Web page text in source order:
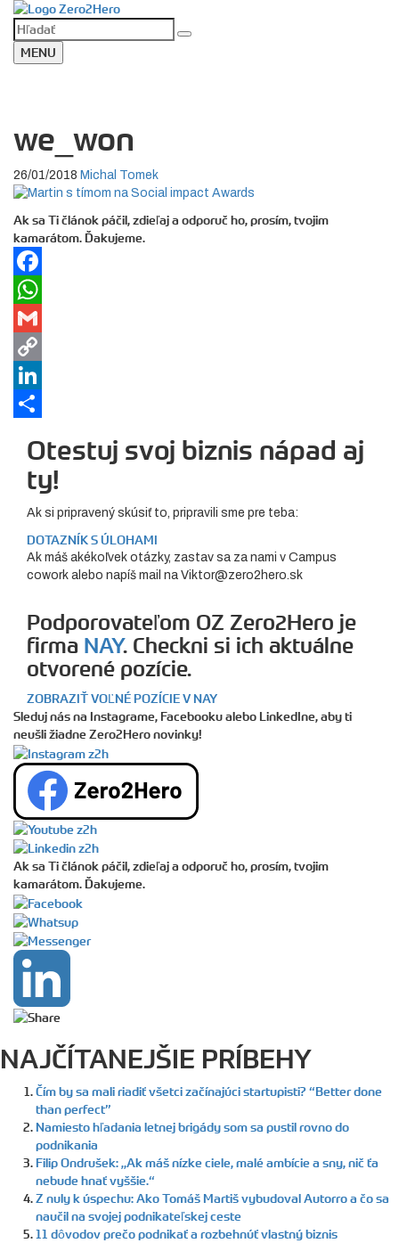
MENU
we_won
26/01/2018 Michal Tomek
Ak sa Ti článok páčil, zdieľaj a odporuč ho, prosím, tvojim
kamarátom. Ďakujeme.
Facebook
WhatsApp
Gmail
Copy
Link
LinkedIn
Otestuj svoj biznis nápad aj
ty!
Ak si pripravený skúsiť to, pripravili sme pre teba:
DOTAZNÍK S ÚLOHAMI
Ak máš akékoľvek otázky, zastav sa za nami v Campus
cowork alebo napíš mail na Viktor@zero2hero.sk
Podporovateľom OZ Zero2Hero je
firma NAY. Checkni si ich aktuálne
otvorené pozície.
ZOBRAZIŤ VOĽNÉ POZÍCIE V NAY
Sleduj nás na Instagrame, Facebooku alebo LinkedIne, aby ti
neušli žiadne Zero2Hero novinky!
Ak sa Ti článok páčil, zdieľaj a odporuč ho, prosím, tvojim
kamarátom. Ďakujeme.
NAJČÍTANEJŠIE PRÍBEHY
Čím by sa mali riadiť všetci začínajúci startupisti? “Better done
than perfect”
Namiesto hľadania letnej brigády som sa pustil rovno do
podnikania
Filip Ondrušek: „Ak máš nízke ciele, malé ambície a sny, nič ťa
nebude hnať vyššie.“
Z nuly k úspechu: Ako Tomáš Martiš vybudoval Autorro a čo sa
naučil na svojej podnikateľskej ceste
11 dôvodov prečo podnikať a rozbehnúť vlastný biznis